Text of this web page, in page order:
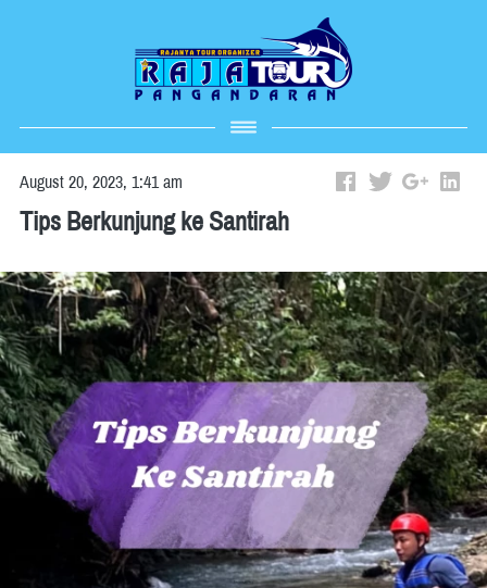
August 20, 2023, 1:41 am
Tips Berkunjung ke Santirah